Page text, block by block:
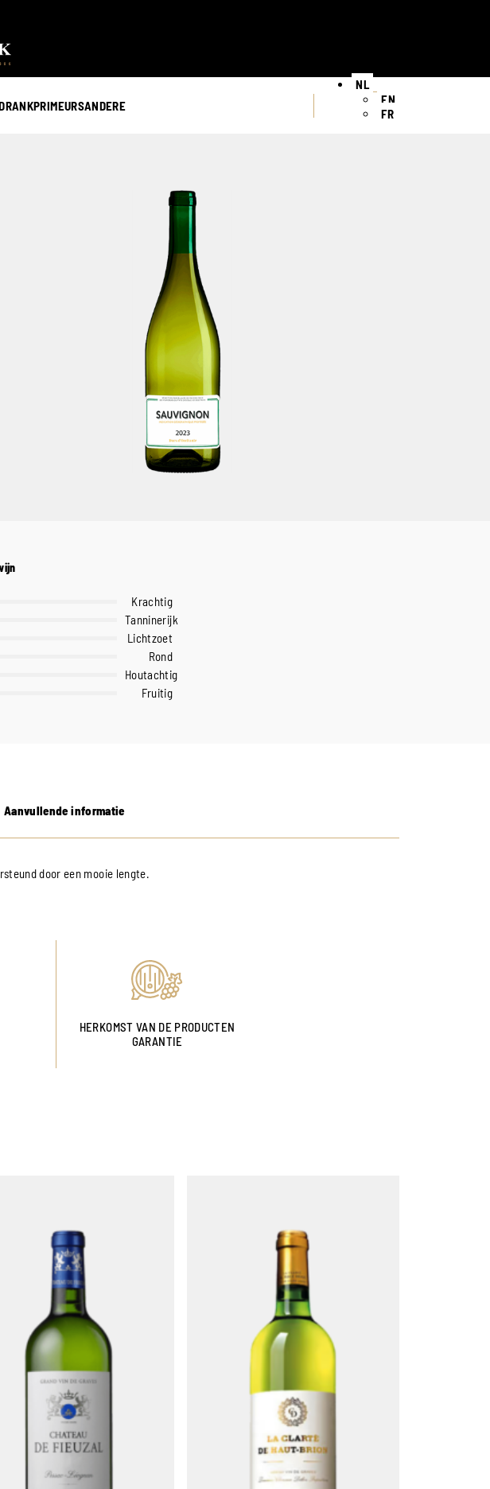
PRIMEURSANDERE
NL
EN
FR
Krachtig
Tanninerijk
Lichtzoet
Rond
Houtachtig
Fruitig
Aanvullende informatie
door een mooie lengte.
HERKOMST VAN DE PRODUCTEN
GARANTIE